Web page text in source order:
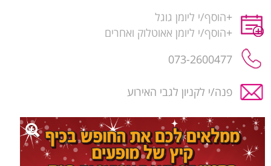
+הוסף/י ליומן גוגל
+הוסף/י ליומן אאוטלוק ואחרים
073-2600477
פנה/י לקניון לגבי האירוע